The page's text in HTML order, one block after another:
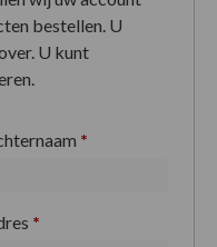
bestellen. U
U kunt
*
*